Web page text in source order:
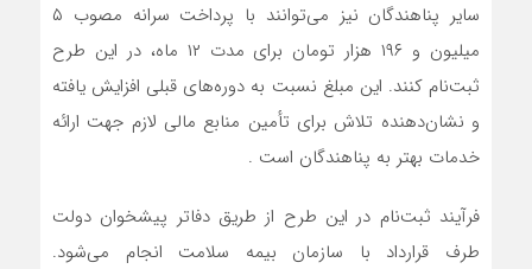
سایر پناهندگان نیز می‌توانند با پرداخت سرانه مصوب ۵
میلیون و ۱۹۶ هزار تومان برای مدت ۱۲ ماه، در این طرح
ثبت‌نام کنند. این مبلغ نسبت به دوره‌های قبلی افزایش یافته
و نشان‌دهنده تلاش برای تأمین منابع مالی لازم جهت ارائه
خدمات بهتر به پناهندگان است .
فرآیند ثبت‌نام در این طرح از طریق دفاتر پیشخوان دولت
طرف قرارداد با سازمان بیمه سلامت انجام می‌شود.